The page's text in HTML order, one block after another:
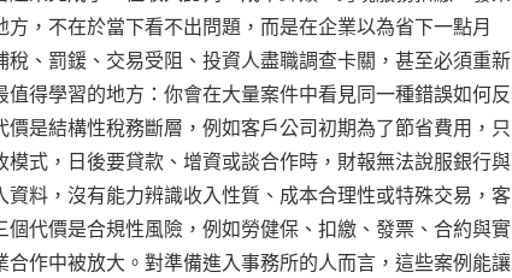
，不在於當下看不出問題，而是在企業以為省下一點月
、罰鍰、交易受阻、投資人盡職調查卡關，甚至必須重新
得學習的地方：你會在大量案件中看見同一種錯誤如何反
是結構性稅務斷層，例如客戶公司初期為了節省費用，只
式，日後要貸款、增資或談合作時，財報無法說服銀行與
料，沒有能力辨識收入性質、成本合理性或特殊交易，客
代價是合規性風險，例如勞健保、扣繳、發票、合約與實
作中被放大。對準備進入事務所的人而言，這些案例能讓